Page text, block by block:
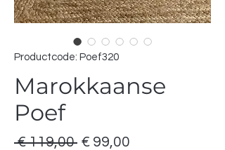
Productcode: Poef320
Marokkaanse
Poef
€ 119,00 Normale
€ 99,00